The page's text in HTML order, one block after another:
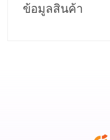
ข้อมูลสินค้า